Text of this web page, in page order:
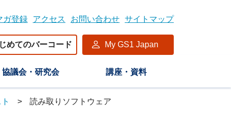
ガ登録 アクセス お問い合わせ サイトマップ
めてのバーコード My GS1 Japan
協議会・研究会 講座・資料
読み取りソフトウェア